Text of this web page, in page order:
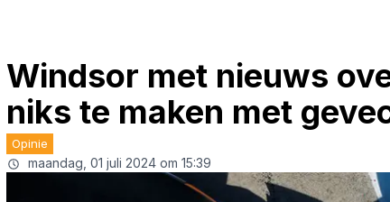
Windsor met nieuws
niks te maken met
Opinie
maandag, 01 juli 2024 om 15:39